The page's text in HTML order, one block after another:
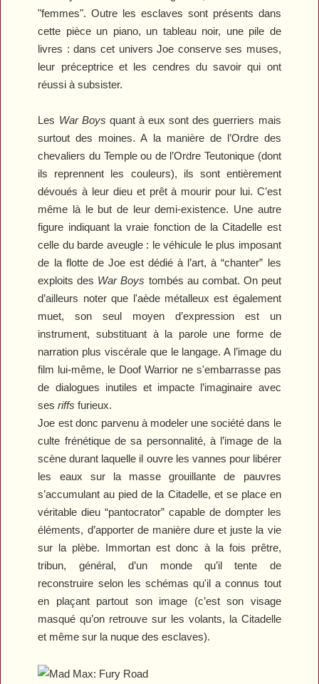
"femmes". Outre les esclaves sont présents dans
cette pièce un piano, un tableau noir, une pile de
livres : dans cet univers Joe conserve ses muses,
leur préceptrice et les cendres du savoir qui ont
réussi à subsister.
Les War Boys quant à eux sont des guerriers mais
surtout des moines. A la manière de l’Ordre des
chevaliers du Temple ou de l’Ordre Teutonique (dont
ils reprennent les couleurs), ils sont entièrement
dévoués à leur dieu et prêt à mourir pour lui. C’est
même là le but de leur demi-existence. Une autre
figure indiquant la vraie fonction de la Citadelle est
celle du barde aveugle : le véhicule le plus imposant
de la flotte de Joe est dédié à l’art, à “chanter” les
exploits des War Boys tombés au combat. On peut
d’ailleurs noter que l'aède métalleux est également
muet, son seul moyen d’expression est un
instrument, substituant à la parole une forme de
narration plus viscérale que le langage. A l’image du
film lui-même, le Doof Warrior ne s'embarrasse pas
de dialogues inutiles et impacte l’imaginaire avec
sesriffs furieux.
Joe est donc parvenu à modeler une société dans le
culte frénétique de sa personnalité, à l’image de la
scène durant laquelle il ouvre les vannes pour libérer
les eaux sur la masse grouillante de pauvres
s’accumulant au pied de la Citadelle, et se place en
véritable dieu “pantocrator” capable de dompter les
éléments, d’apporter de manière dure et juste la vie
sur la plèbe. Immortan est donc à la fois prêtre,
tribun, général, d’un monde qu’il tente de
reconstruire selon les schémas qu'il a connus tout
en plaçant partout son image (c’est son visage
masqué qu’on retrouve sur les volants, la Citadelle
et même sur la nuque des esclaves).